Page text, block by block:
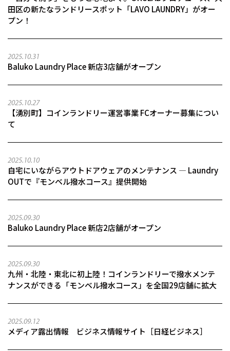
田区の新たなランドリースポット「LAVO LAUNDRY」がオー
プン！
2025.10.31
Baluko Laundry Place 新店3店舗がオープン
2025.10.27
【湧別町】コインランドリー運営事業 FCオーナー募集につい
て
2025.10.10
自宅にいながらアウトドアウェアのメンテナンス ― Laundry
OUTで『モンベル撥水コース』提供開始
2025.09.30
Baluko Laundry Place 新店2店舗がオープン
2025.09.30
九州・北陸・東北に初上陸！コインランドリーで撥水メンテ
ナンスができる「モンベル撥水コース」を全国29店舗に拡大
2025.09.12
メディア露出情報 ビジネス情報サイト［日経ビジネス］